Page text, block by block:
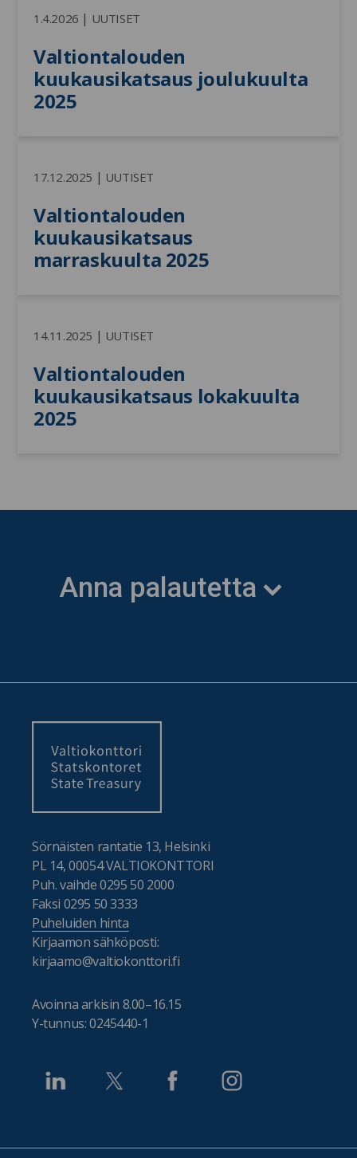
1.4.2026 | UUTISET
Valtiontalouden
kuukausikatsaus joulukuulta
2025
17.12.2025 | UUTISET
Valtiontalouden
kuukausikatsaus
marraskuulta 2025
14.11.2025 | UUTISET
Valtiontalouden
kuukausikatsaus lokakuulta
2025
Anna palautetta
Sörnäisten rantatie 13, Helsinki
PL 14, 00054 VALTIOKONTTORI
Puh. vaihde 0295 50 2000
Faksi 0295 50 3333
Puheluiden hinta
Kirjaamon sähköposti:
kirjaamo@valtiokonttori.fi
Avoinna arkisin 8.00–16.15
Y-tunnus: 0245440-1